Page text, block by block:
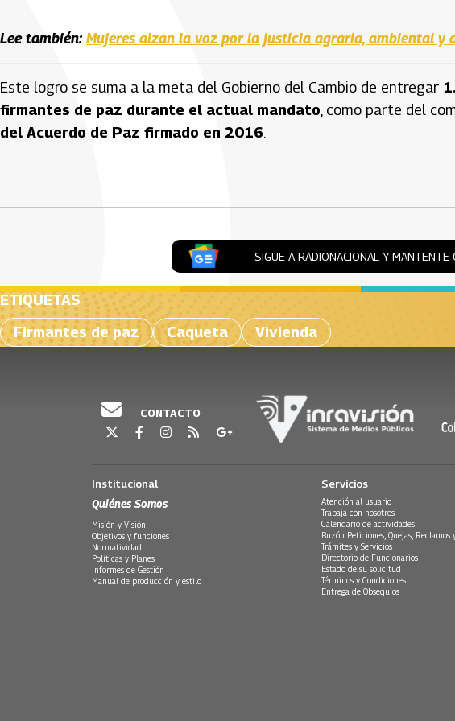
Lee también: Mujeres alzan la voz por la justicia agraria, ambiental y
Este logro se suma a la meta del Gobierno del Cambio de entregar
firmantes de paz durante el actual mandato , como parte del
del Acuerdo de Paz firmado en 2016.
SIGUE A RADIONACIONAL Y MANTENTE
ETIQUETAS
Firmantes de paz
Caqueta Vivienda
CONTACTO
Institucional
Quiénes Somos
Misión y Visión
Objetivos y funciones
Normatividad
Políticas y Planes
Informes de Gestión
Manual de producción y estilo
Servicios
Atención al usuario
Trabaja con nosotros
Calendario de actividades
Buzón Peticiones, Quejas, Reclamos
Trámites y Servicios
Directorio de Funcionarios
Estado de su solicitud
Términos y Condiciones
Entrega de Obsequios